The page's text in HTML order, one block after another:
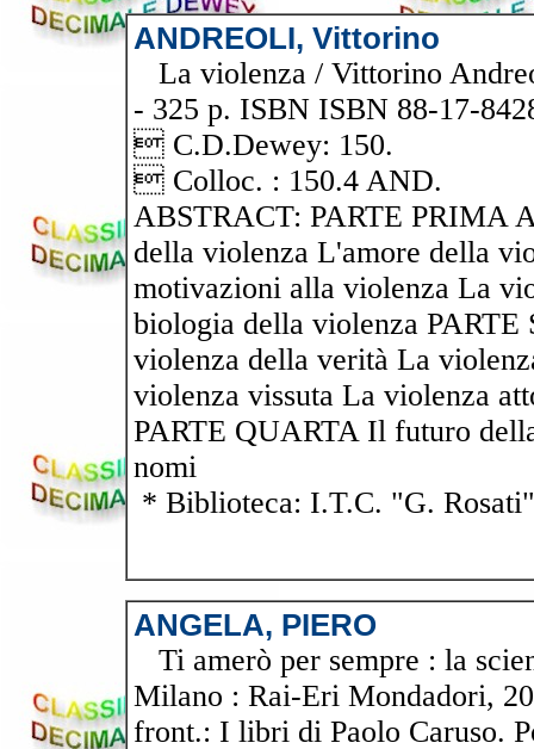
ANDREOLI, Vittorino
La violenza / Vittorino
- 325 p. ISBN ISBN 88-17-
 C.D.Dewey: 150.
 Colloc. : 150.4 AND.
ABSTRACT: PARTE PRIMA
della violenza L'amore della
motivazioni alla violenza La
biologia della violenza
violenza della verità La
violenza vissuta La violenza
PARTE QUARTA Il futuro
nomi
* Biblioteca: I.T.C. "G. Rosati"
ANGELA, PIERO
Ti amerò per sempre : la
Milano : Rai-Eri Mondadori,
front.: I libri di Paolo Caruso.